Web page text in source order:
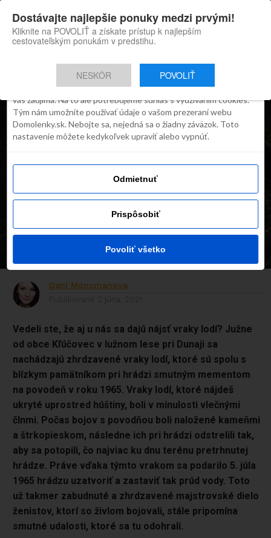
Domolenky appka
Skvelé tipy na cestovanie po
Slovensku
Inštaluj
Navštív lodné vraky z roku
1965 v Kľúčovci
Dani Moncmanova
Vedeli ste, že aj u nás sa dajú nájsť vraky lodí? Južne
od obce Kľúčovec v lužnom lese pri Dunaji sa
nachádzajú zhrdzavené vraky lodí, ktoré sú spolu s
blízkym pamätníkom pri hrádzi smutným mementom
na povodeň v roku 1965. Vraky lodí, ktoré nájdeš
ukryté uprostred húštiny, boli v minulosti vlečnými
člnmi. Počas bojov s povodňou boli naložené kameňmi
a štrkopieskom, následne ich pri hrádzi odstrelili tak,
aby sa potopili, čo najviac ku dnu terénu pretrhnutej
hrádze. Práve vďaka týmto vrakom sa podarilo 5. júla
1965 hrádzu uzatvoriť a zastaviť tak prúd vody. Toto
už takmer zabudnuté a zhrdzavené majstrovské dielo
ženistov, ktorí so živlom bojovali, stále pripomína
smutné udalosti, ktoré sa tu odohrali.
Súhlas Detaily O cookies
Robíme všetko preto, aby sme vám zobrazovali iba obsah, ktorý
vás zaujíma. Na to ale potrebujeme súhlas s využívaním cookies.
Tým nám umožníte používať údaje o vašom prezeraní webu
Domolenky.sk. Nebojte sa, nejedná sa o žiadny záväzok. Toto
nastavenie môžete kedykoľvek upraviť alebo vypnúť.
Odmietnuť
Prispôsobiť
Povoliť všetko
Dostávajte najlepšie ponuky medzi prvými!
Kliknite na POVOLIŤ a získate prístup k najlepším
cestovateľským ponukám v predstihu.
NESKÔR POVOLIŤ